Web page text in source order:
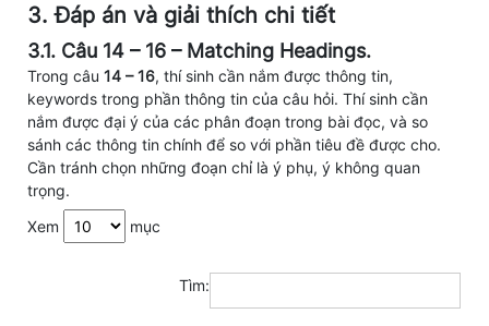
3. Đáp án và giải thích chi tiết
3.1. Câu 14 – 16 – Matching Headings.
Trong câu 14 – 16, thí sinh cần nắm được thông tin,
keywords trong phần thông tin của câu hỏi. Thí sinh cần
nắm được đại ý của các phân đoạn trong bài đọc, và so
sánh các thông tin chính để so với phần tiêu đề được cho.
Cần tránh chọn những đoạn chỉ là ý phụ, ý không quan
trọng.
Xem
mục
Tìm: